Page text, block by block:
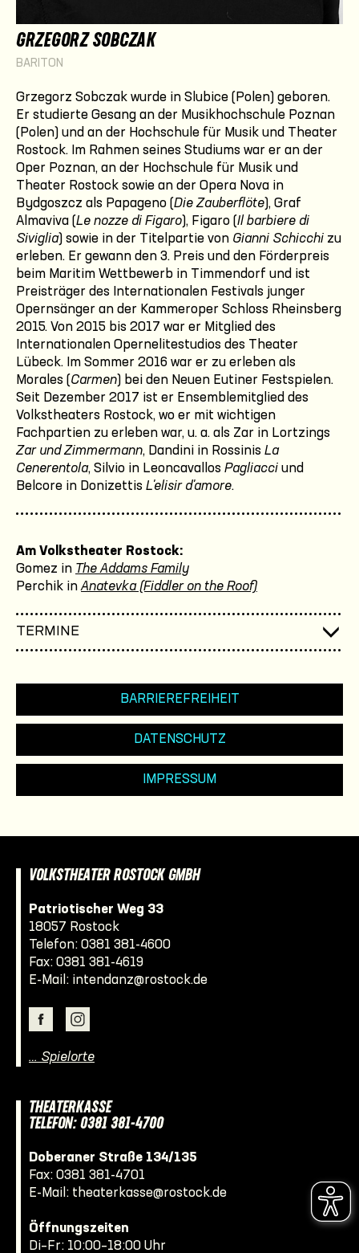
GRZEGORZ SOBCZAK
BARITON
Grzegorz Sobczak wurde in Slubice (Polen) geboren.
Er studierte Gesang an der Musikhochschule Poznan
(Polen) und an der Hochschule für Musik und Theater
Rostock. Im Rahmen seines Studiums war er an der
Oper Poznan, an der Hochschule für Musik und
Theater Rostock sowie an der Opera Nova in
Bydgoszcz als Papageno (Die Zauberflöte), Graf
Almaviva (Le nozze di Figaro), Figaro (Il barbiere di
Siviglia) sowie in der Titelpartie von Gianni Schicchi zu
erleben. Er gewann den 3. Preis und den Förderpreis
beim Maritim Wettbewerb in Timmendorf und ist
Preisträger des Internationalen Festivals junger
Opernsänger an der Kammeroper Schloss Rheinsberg
2015. Von 2015 bis 2017 war er Mitglied des
Internationalen Opernelitestudios des Theater
Lübeck. Im Sommer 2016 war er zu erleben als
Morales (Carmen) bei den Neuen Eutiner Festspielen.
Seit Dezember 2017 ist er Ensemblemitglied des
Volkstheaters Rostock, wo er mit wichtigen
Fachpartien zu erleben war, u. a. als Zar in Lortzings
Zar und Zimmermann, Dandini in Rossinis La
Cenerentola, Silvio in Leoncavallos Pagliacci und
Belcore in Donizettis L'elisir d'amore.
Am Volkstheater Rostock:
Gomez in The Addams Family
Perchik in Anatevka (Fiddler on the Roof)
TERMINE
BARRIEREFREIHEIT
DATENSCHUTZ
IMPRESSUM
VOLKSTHEATER ROSTOCK GMBH
Patriotischer Weg 33
18057 Rostock
Telefon: 0381 381-4600
Fax: 0381 381-4619
E-Mail: intendanz@rostock.de
… Spielorte
THEATERKASSE
TELEFON: 0381 381-4700
Doberaner Straße 134/135
Fax: 0381 381-4701
E-Mail: theaterkasse@rostock.de
Öffnungszeiten
Di–Fr: 10:00–18:00 Uhr